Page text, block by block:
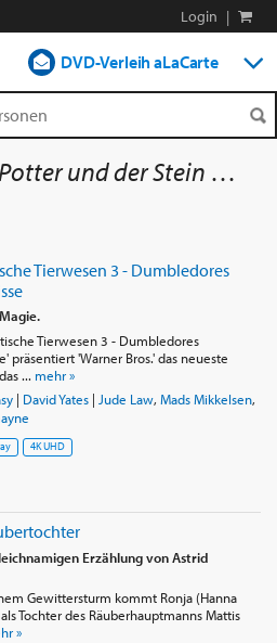
Login |
DVD-Verleih aLaCarte
Streamen
und der Stein der Weisen
Seite
Tierwesen 3 - Dumbledores
Tierwesen 3 - Dumbledores
präsentiert 'Warner Bros.' das neueste
... mehr »
| David Yates| Jude Law, Mads Mikkelsen,
4K UHD
Erzählung von Astrid
Gewittersturm kommt Ronja (Hanna
Tochter des Räuberhauptmanns Mattis
»